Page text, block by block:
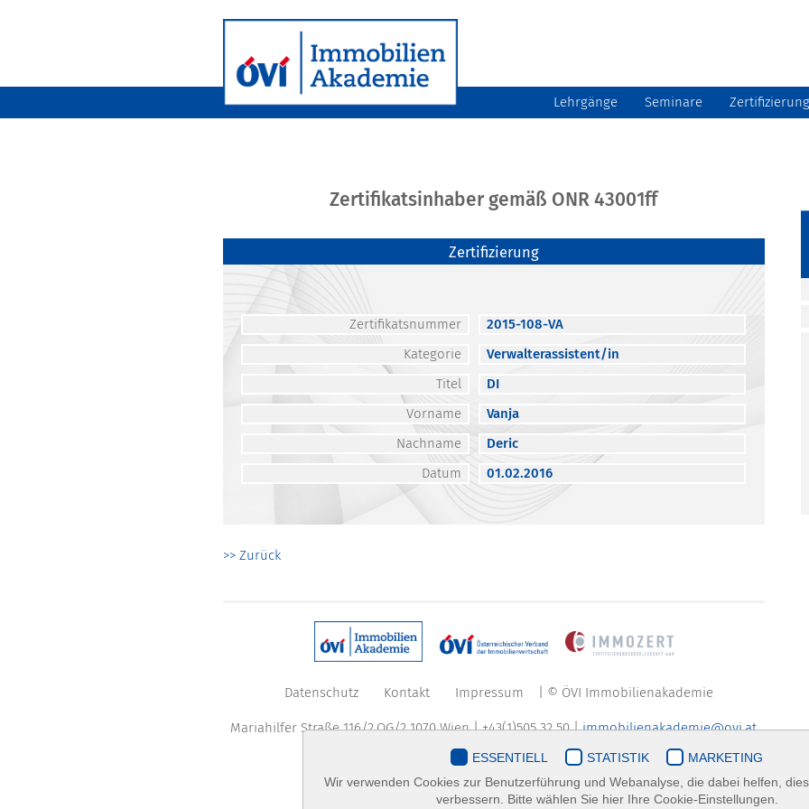
Lehrgänge Seminare Zertifizierung
Zertifikatsinhaber gemäß ONR 43001ff
Zertifizierung
Zertifikatsnummer
2015-108-VA
Kategorie
Verwalterassistent/in
Titel
DI
Vorname
Vanja
Nachname
Deric
Datum
01.02.2016
>> Zurück
Datenschutz Kontakt Impressum | © ÖVI Immobilienakademie
Mariahilfer Straße 116/2.OG/2 1070 Wien | +43(1)505 32 50 |immobilienakademie@ovi.at
ESSENTIELL STATISTIK
MARKETING
Wir verwenden Cookies zur Benutzerführung und Webanalyse, die dabei helfen,
verbessern. Bitte wählen Sie hier Ihre Cookie-Einstellungen.